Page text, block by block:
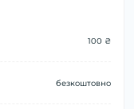
100 ₴
безкоштовно